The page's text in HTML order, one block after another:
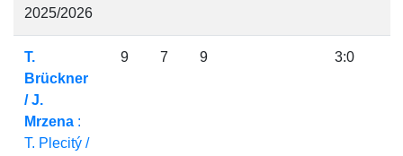
2025/2026
T.
Brückner
/ J.
Mrzena :
T. Plecitý /
9 7 9 3:0